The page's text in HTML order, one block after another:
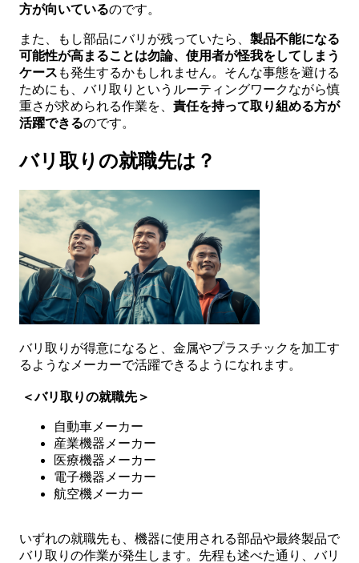
方が向いているのです。
また、もし部品にバリが残っていたら、 製品不能になる
可能性が高まることは勿論、使用者が怪我をしてしまう
ケース も発生するかもしれません。そんな事態を避ける
ためにも、バリ取りというルーティングワークながら慎
重さが求められる作業を、 責任を持って取り組める方が
活躍できるのです。
バリ取りの就職先は？
バリ取りが得意になると、金属やプラスチックを加工す
るようなメーカーで活躍できるようになれます。
＜バリ取りの就職先＞
自動車メーカー
産業機器メーカー
医療機器メーカー
電子機器メーカー
航空機メーカー
いずれの就職先も、機器に使用される部品や最終製品で
バリ取りの作業が発生します。先程も述べた通り、バリ